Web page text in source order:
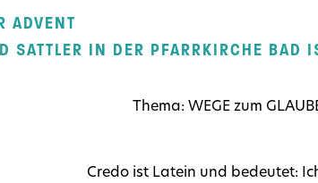
ADVENT
SATTLER IN DER PFARRKIRCHE BAD
Thema: WEGE zum
Credo ist Latein und bedeutet: